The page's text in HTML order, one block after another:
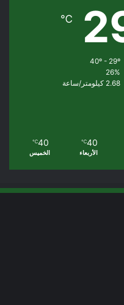
℃
40º - 29º
26%
2.68 كيلومتر/ساعة
40
℃
الأربعاء
40
℃
الخميس